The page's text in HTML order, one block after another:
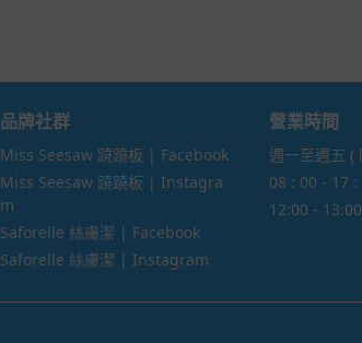
品牌社群
Miss Seesaw 蹺蹺板 | Facebook
Miss Seesaw 蹺蹺板 | Instagra
m
Saforelle 絲膚潔 | Facebook
Saforelle 絲膚潔 | Instagram
營業時間
週一至週五 (
08 : 00 - 17 :
12:00 -